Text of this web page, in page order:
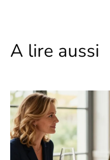
A lire aussi